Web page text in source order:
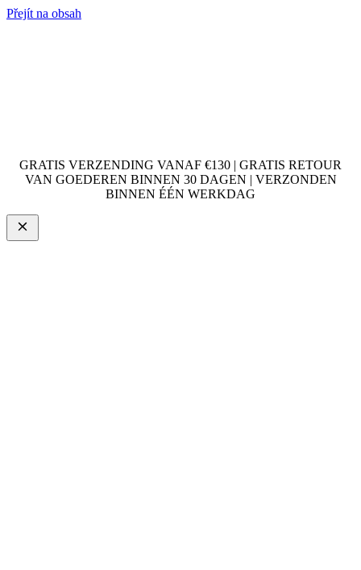
Přejít na obsah
GRATIS VERZENDING VANAF €130 | GRATIS RETOUR
VAN GOEDEREN BINNEN 30 DAGEN | VERZONDEN
BINNEN ÉÉN WERKDAG